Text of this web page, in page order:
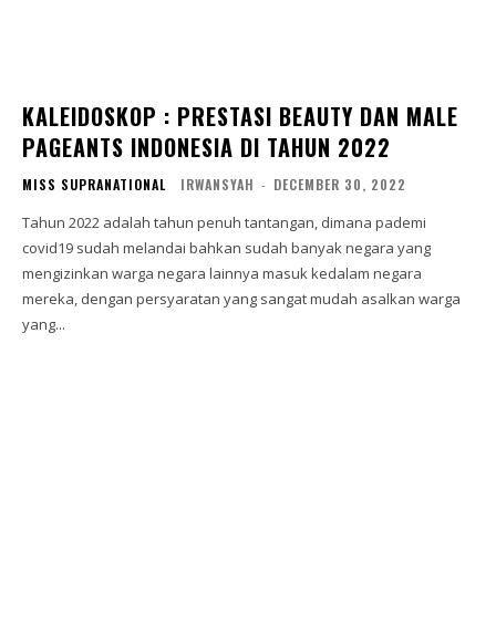
KALEIDOSKOP : PRESTASI BEAUTY DAN MALE
PAGEANTS INDONESIA DI TAHUN 2022
MISS SUPRANATIONAL IRWANSYAH - DECEMBER 30, 2022
Tahun 2022 adalah tahun penuh tantangan, dimana pademi
covid19 sudah melandai bahkan sudah banyak negara yang
mengizinkan warga negara lainnya masuk kedalam negara
mereka, dengan persyaratan yang sangat mudah asalkan warga
yang...